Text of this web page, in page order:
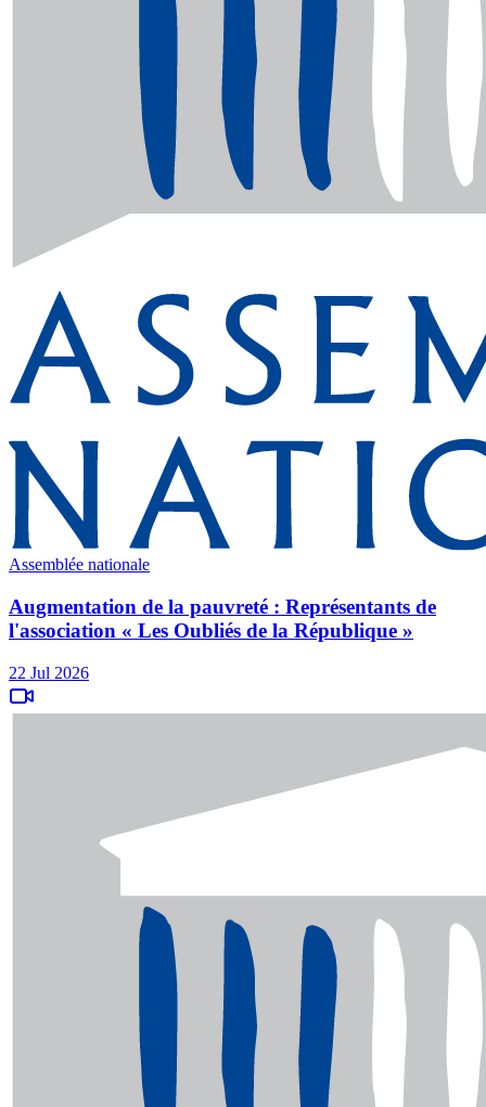
Assemblée nationale
Augmentation de la pauvreté : Représentants de
l'association « Les Oubliés de la République »
22 Jul 2026